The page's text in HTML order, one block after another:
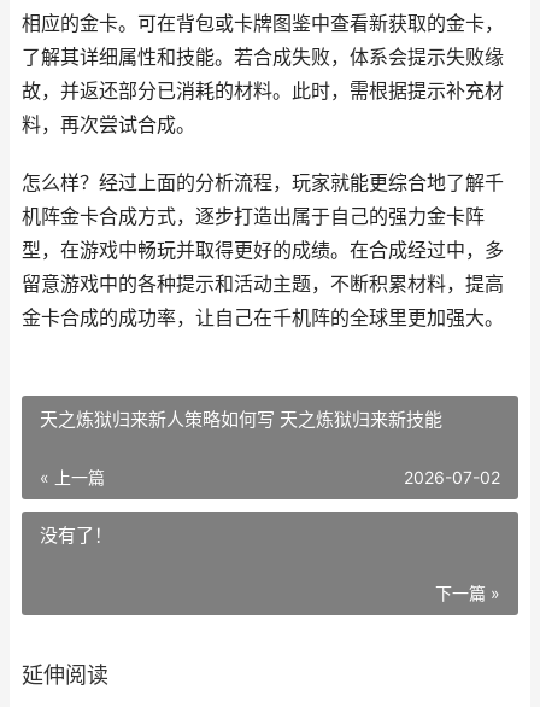
相应的金卡。可在背包或卡牌图鉴中查看新获取的金卡，
了解其详细属性和技能。若合成失败，体系会提示失败缘
故，并返还部分已消耗的材料。此时，需根据提示补充材
料，再次尝试合成。
怎么样？经过上面的分析流程，玩家就能更综合地了解千
机阵金卡合成方式，逐步打造出属于自己的强力金卡阵
型，在游戏中畅玩并取得更好的成绩。在合成经过中，多
留意游戏中的各种提示和活动主题，不断积累材料，提高
金卡合成的成功率，让自己在千机阵的全球里更加强大。
天之炼狱归来新人策略如何写 天之炼狱归来新技能
« 上一篇 2026-07-02
没有了！
下一篇 »
延伸阅读